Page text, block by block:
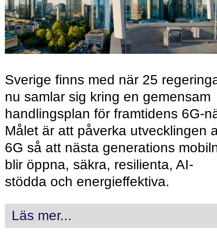
Sverige finns med när 25
nu samlar sig kring en gemensam
handlingsplan för framtidens 6G-
Målet är att påverka utvecklingen
6G så att nästa generations
blir öppna, säkra, resilienta, AI-
stödda och energieffektiva.
Läs mer...